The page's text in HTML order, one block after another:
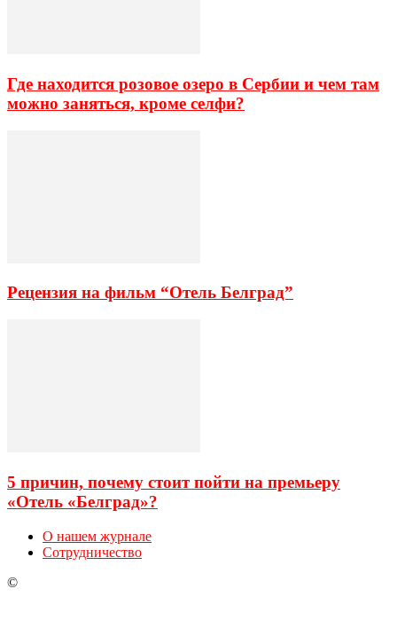
Где находится розовое озеро в Сербии и чем там
можно заняться, кроме селфи?
Рецензия на фильм “Отель Белград”
5 причин, почему стоит пойти на премьеру
«Отель «Белград»?
О нашем журнале
Сотрудничество
©